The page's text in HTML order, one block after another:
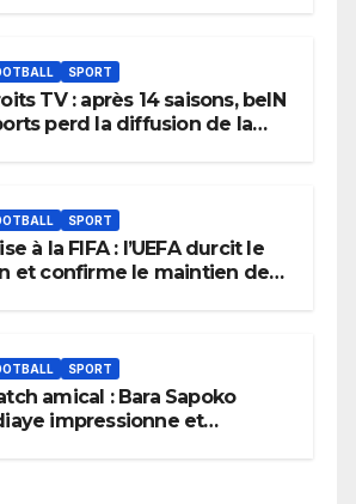
SPORT
TV : après 14 saisons, beIN
perd la diffusion de la
SPORT
à la FIFA : l’UEFA durcit le
et confirme le maintien de
SPORT
amical : Bara Sapoko
impressionne et